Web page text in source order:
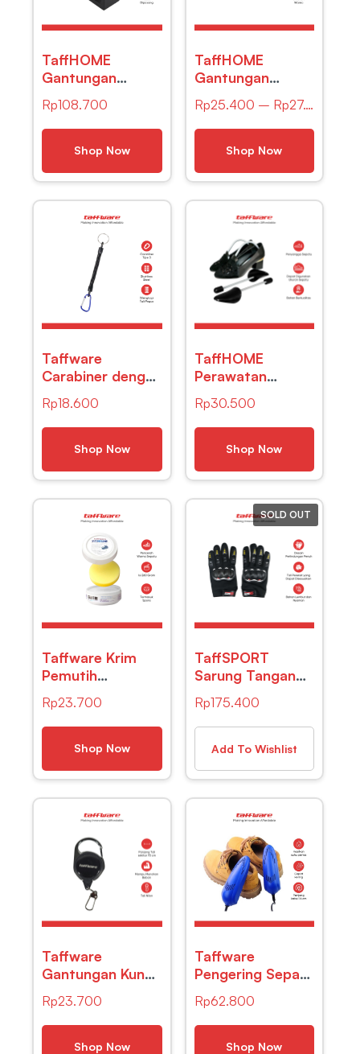
TaffHOME
Gantungan
Hook Hanger
Aluminium 5 PCS
– CR306
Rp108.700
Shop Now
TaffHOME
Gantungan
Hook Hanger
Aluminium –
H012
Rp25.400 – Rp27.100
Shop Now
Taffware
Carabiner dengan
Keychain Per
Panjang – CC24
Rp18.600
Shop Now
TaffHOME
Perawatan
Penyangga
Catokan Sepatu
Plastic Shoe Tree
2 PCS – HX-
SPW
Rp30.500
Shop Now
Taffware Krim
Pemutih
Sepatu Sneakers
260g with Spons
– Q220
Rp23.700
Shop Now
SOLD OUT
TaffSPORT
Sarung Tangan
Touch Screen
Size L – MCS-
01C – Black
Rp175.400
Add To Wishlist
Taffware
Gantungan Kunci
Carabiner –
SN42
Rp23.700
Shop Now
Taffware
Pengering Sepatu
Deodorizing 10W
220V US Plug
Rp62.800
Shop Now